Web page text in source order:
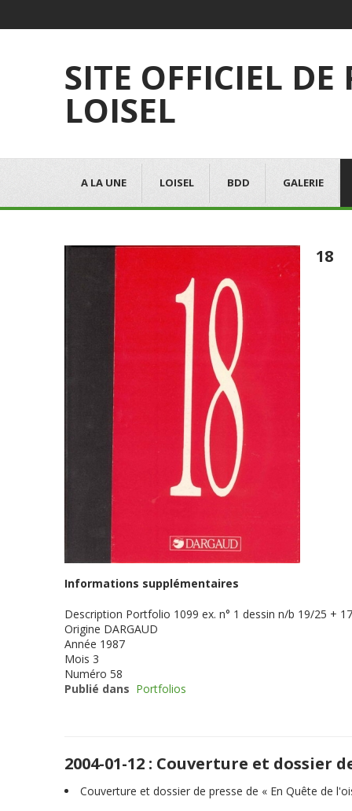
SITE OFFICIEL DE
LOISEL
A LA UNE LOISEL BDD GALERIE
18
Informations supplémentaires
Description Portfolio 1099 ex. n° 1 dessin n/b 19/25 +
Origine DARGAUD
Année 1987
Mois 3
Numéro 58
Publié dans Portfolios
2004-01-12 : Couverture et dossier
Couverture et dossier de presse de « En Quête de